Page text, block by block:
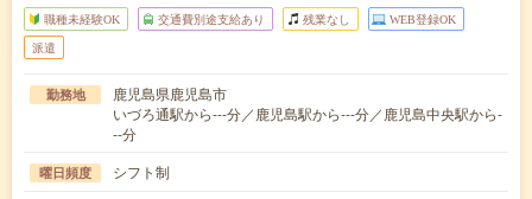
職種未経験OK 交通費別途支給あり 残業なし WEB登録OK
派遣
勤務地
鹿児島県鹿児島市
いづろ通駅から---分／鹿児島駅から---分／鹿児島中央駅から-
--分
曜日頻度 シフト制